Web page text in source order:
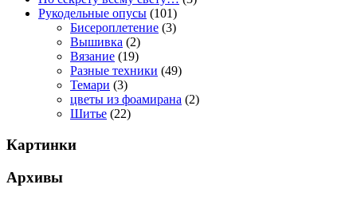
Рукодельные опусы (101)
Бисероплетение (3)
Вышивка (2)
Вязание (19)
Разные техники (49)
Темари (3)
цветы из фоамирана (2)
Шитье (22)
Картинки
Архивы